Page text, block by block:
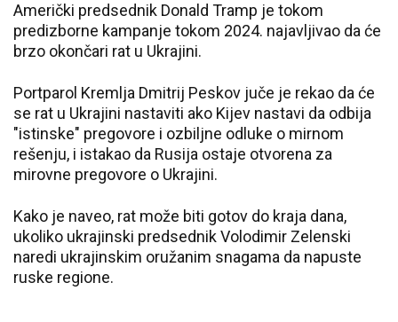
Američki predsednik Donald Tramp je tokom
predizborne kampanje tokom 2024. najavljivao da će
brzo okončari rat u Ukrajini.
Portparol Kremlja Dmitrij Peskov juče je rekao da će
se rat u Ukrajini nastaviti ako Kijev nastavi da odbija
"istinske" pregovore i ozbiljne odluke o mirnom
rešenju, i istakao da Rusija ostaje otvorena za
mirovne pregovore o Ukrajini.
Kako je naveo, rat može biti gotov do kraja dana,
ukoliko ukrajinski predsednik Volodimir Zelenski
naredi ukrajinskim oružanim snagama da napuste
ruske regione.